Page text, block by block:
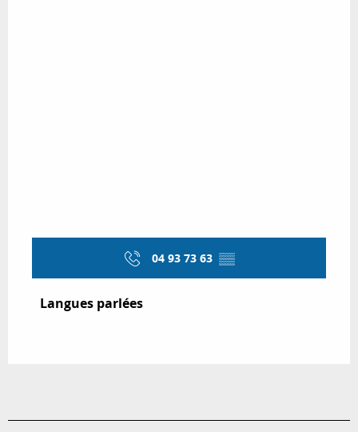
04 93 73 63 ▒▒
Langues parlées
Langues parlées